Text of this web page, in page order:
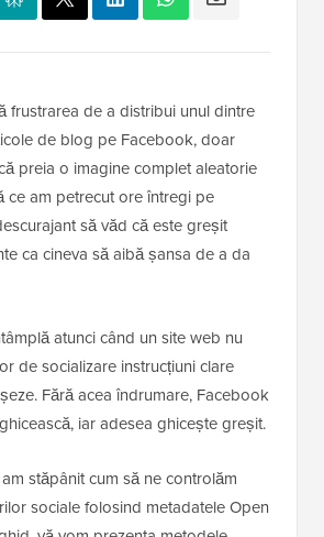
frustrarea de a distribui unul dintre
de blog pe Facebook, doar
preia o imagine complet aleatorie
ce am petrecut ore întregi pe
să văd că este greșit
ca cineva să aibă șansa de a da
atunci când un site web nu
de socializare instrucțiuni clare
Fără acea îndrumare, Facebook
iar adesea ghicește greșit.
stăpânit cum să ne controlăm
sociale folosind metadatele Open